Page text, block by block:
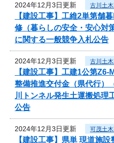
2024年12月3日更新 古川土
【建設工事】工維2単第
修（暮らしの安全・安心対
に関する一般競争入札公告
2024年12月3日更新 古川土
【建設工事】工建1公第
整備推進交付金（県代行）
川トンネル発生土運搬処理
公告
2024年12月3日更新 可茂土
【建設工事】県単 現道施